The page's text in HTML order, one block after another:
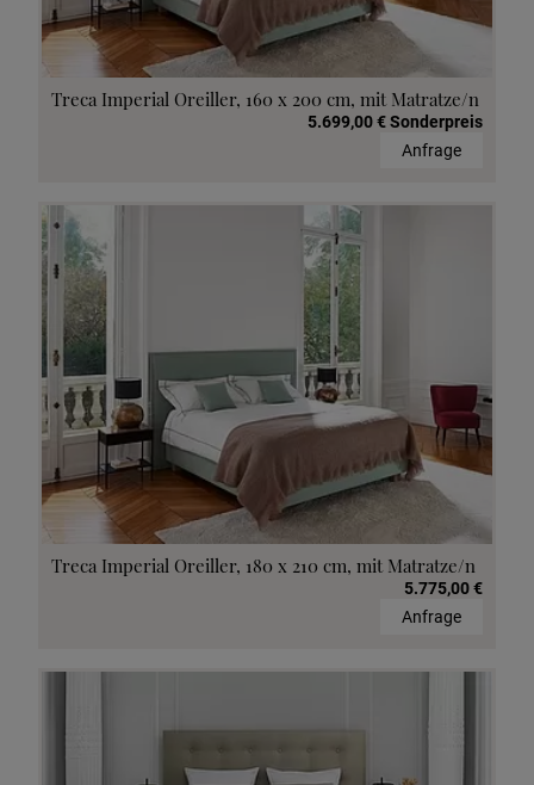
Treca Imperial Oreiller, 160 x 200 cm, mit Matratze/n
5.699,00 € Sonderpreis
Anfrage
Treca Imperial Oreiller, 180 x 210 cm, mit Matratze/n
5.775,00 €
Anfrage